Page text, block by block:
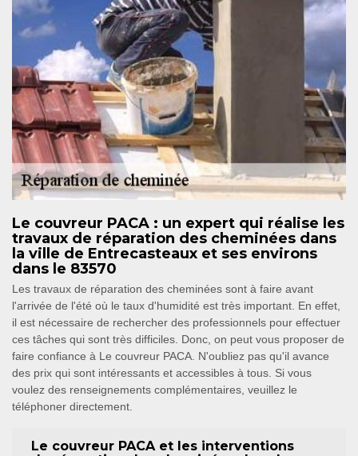
Le couvreur PACA : un expert qui réalise les
travaux de réparation des cheminées dans
la ville de Entrecasteaux et ses environs
dans le 83570
Les travaux de réparation des cheminées sont à faire avant
l'arrivée de l'été où le taux d'humidité est très important. En effet,
il est nécessaire de rechercher des professionnels pour effectuer
ces tâches qui sont très difficiles. Donc, on peut vous proposer de
faire confiance à Le couvreur PACA. N'oubliez pas qu'il avance
des prix qui sont intéressants et accessibles à tous. Si vous
voulez des renseignements complémentaires, veuillez le
téléphoner directement.
Le couvreur PACA et les interventions